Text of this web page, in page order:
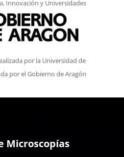
Innovación y Universidades
por la Universidad de
por el Gobierno de Aragón
Microscopías